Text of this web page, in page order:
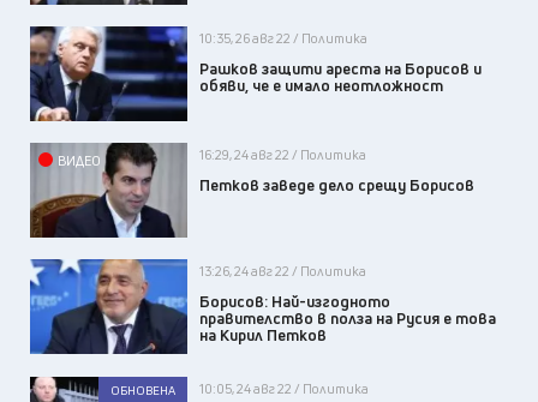
10:35, 26 авг 22 / Политика
Рашков защити ареста на Борисов и
обяви, че е имало неотложност
ВИДЕО 16:29, 24 авг 22 / Политика
Петков заведе дело срещу Борисов
13:26, 24 авг 22 / Политика
Борисов: Най-изгодното
правителство в полза на Русия е това
на Кирил Петков
ОБНОВЕНА 10:05, 24 авг 22 / Политика